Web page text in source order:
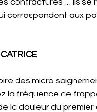
contracturés … ils se
correspondent aux
des micro
la fréquence de
la douleur du premier